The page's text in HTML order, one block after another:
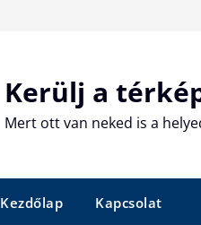
Kerülj a
Mert ott van neked is a
Kezdőlap Kapcsolat